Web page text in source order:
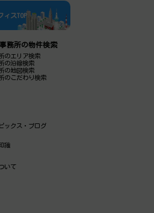
ィスTOP
務所の物件検索
のエリア検索
の沿線検索
の地図検索
のこだわり検索
ックス・ブログ
識
いて